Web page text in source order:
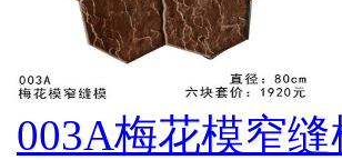
003A梅花模窄缝